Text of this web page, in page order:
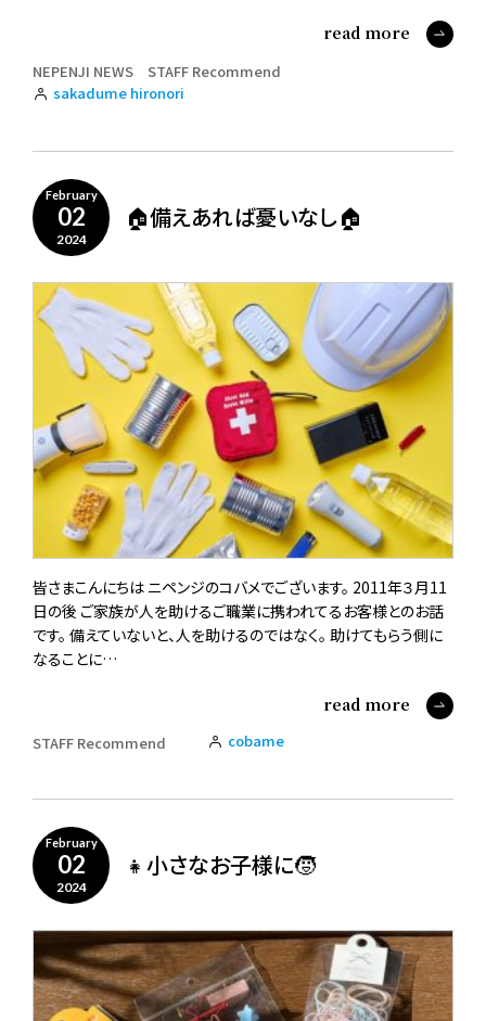
read more
NEPENJI NEWS
STAFF Recommend
sakadume hironori
February
02
2024
🏠備えあれば憂いなし🏠
皆さまこんにちは ニペンジのコバメでございます。 2011年３月11
日の後 ご家族が人を助けるご職業に携われてるお客様とのお話
です。 備えていないと、人を助けるのではなく。 助けてもらう側に
なることに…
read more
STAFF Recommend cobame
February
02
2024
👧小さなお子様に🧒